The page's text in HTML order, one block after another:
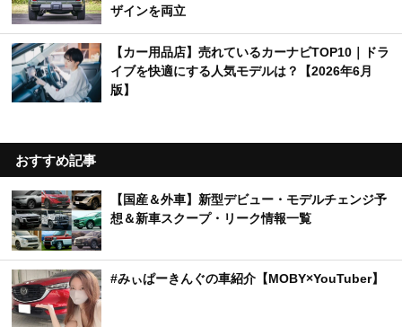
ザインを両立
【カー用品店】売れているカーナビTOP10｜ドラ
イブを快適にする人気モデルは？【2026年6月
版】
おすすめ記事
【国産＆外車】新型デビュー・モデルチェンジ予
想＆新車スクープ・リーク情報一覧
#みぃぱーきんぐの車紹介【MOBY×YouTuber】